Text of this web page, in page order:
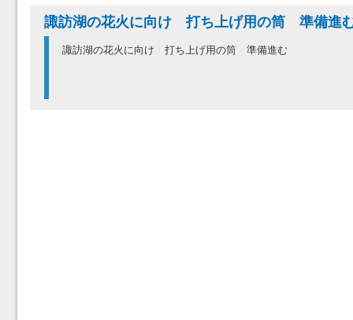
諏訪湖の花火に向け 打ち上げ用の筒 準備
諏訪湖の花火に向け 打ち上げ用の筒 準備進む